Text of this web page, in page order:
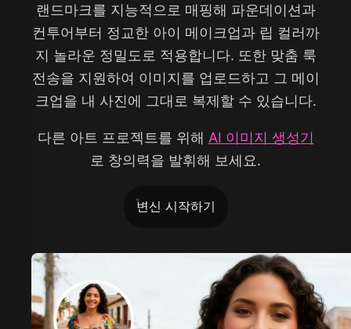
랜드마크를 지능적으로 매핑해 파운데이션과
컨투어부터 정교한 아이 메이크업과 립 컬러까
지 놀라운 정밀도로 적용합니다. 또한 맞춤 룩
전송을 지원하여 이미지를 업로드하고 그 메이
크업을 내 사진에 그대로 복제할 수 있습니다.
다른 아트 프로젝트를 위해 AI 이미지 생성기
로 창의력을 발휘해 보세요.
변신 시작하기